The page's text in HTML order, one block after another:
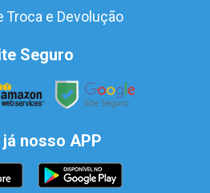
Troca e Devolução
Seguro
já nosso APP